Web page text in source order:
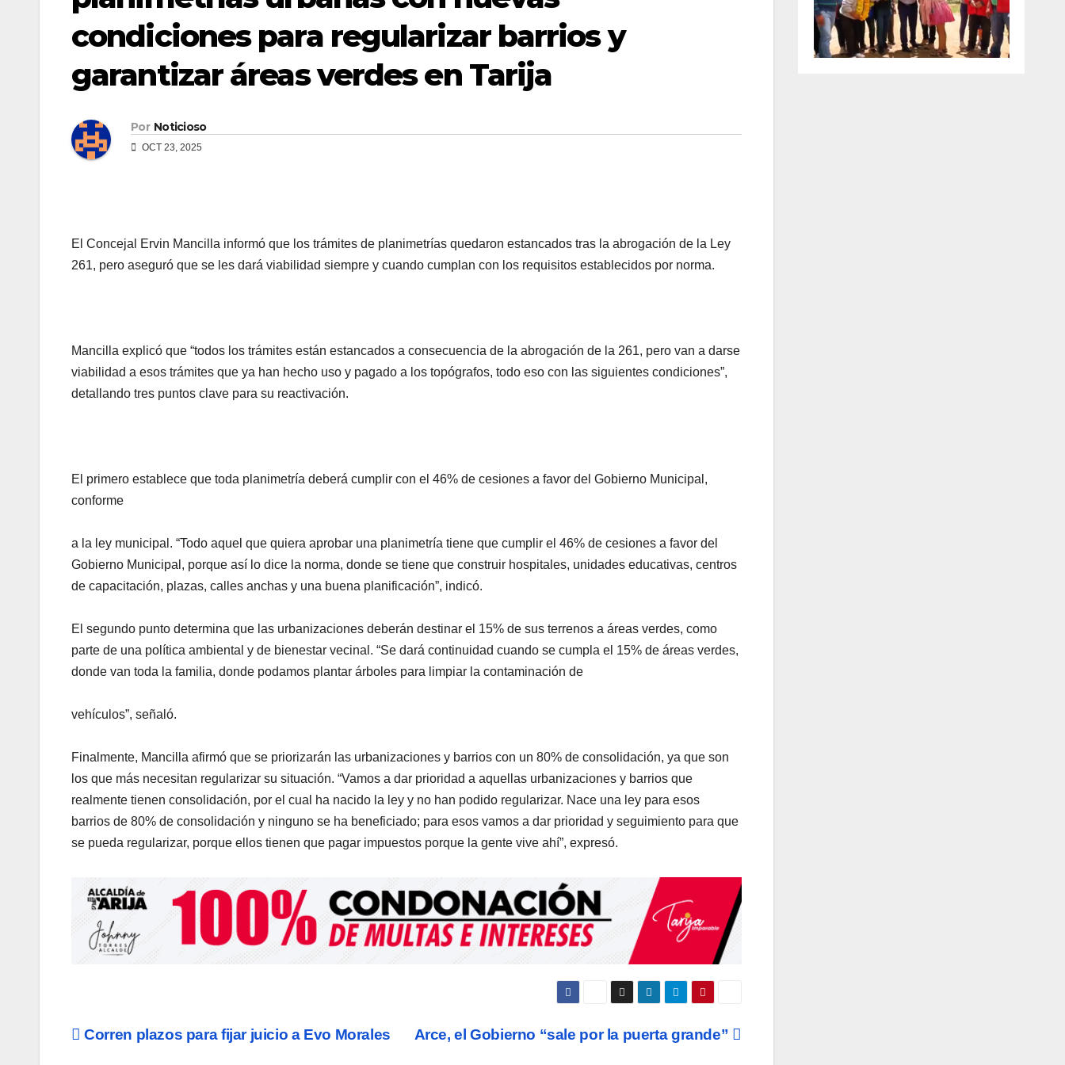
condiciones para regularizar barrios y
garantizar áreas verdes en Tarija
Por Noticioso
OCT 23, 2025
El Concejal Ervin Mancilla informó que los trámites de planimetrías quedaron estancados tras la abrogación de la Ley
261, pero aseguró que se les dará viabilidad siempre y cuando cumplan con los requisitos establecidos por norma.
Mancilla explicó que “todos los trámites están estancados a consecuencia de la abrogación de la 261, pero van a darse
viabilidad a esos trámites que ya han hecho uso y pagado a los topógrafos, todo eso con las siguientes condiciones”,
detallando tres puntos clave para su reactivación.
El primero establece que toda planimetría deberá cumplir con el 46% de cesiones a favor del Gobierno Municipal,
conforme
a la ley municipal. “Todo aquel que quiera aprobar una planimetría tiene que cumplir el 46% de cesiones a favor del
Gobierno Municipal, porque así lo dice la norma, donde se tiene que construir hospitales, unidades educativas, centros
de capacitación, plazas, calles anchas y una buena planificación”, indicó.
El segundo punto determina que las urbanizaciones deberán destinar el 15% de sus terrenos a áreas verdes, como
parte de una política ambiental y de bienestar vecinal. “Se dará continuidad cuando se cumpla el 15% de áreas verdes,
donde van toda la familia, donde podamos plantar árboles para limpiar la contaminación de
vehículos”, señaló.
Finalmente, Mancilla afirmó que se priorizarán las urbanizaciones y barrios con un 80% de consolidación, ya que son
los que más necesitan regularizar su situación. “Vamos a dar prioridad a aquellas urbanizaciones y barrios que
realmente tienen consolidación, por el cual ha nacido la ley y no han podido regularizar. Nace una ley para esos
barrios de 80% de consolidación y ninguno se ha beneficiado; para esos vamos a dar prioridad y seguimiento para que
se pueda regularizar, porque ellos tienen que pagar impuestos porque la gente vive ahí”, expresó.
Navegación
Arce, el Gobierno “sale por la puerta grande”
Corren plazos para fijar juicio a Evo Morales